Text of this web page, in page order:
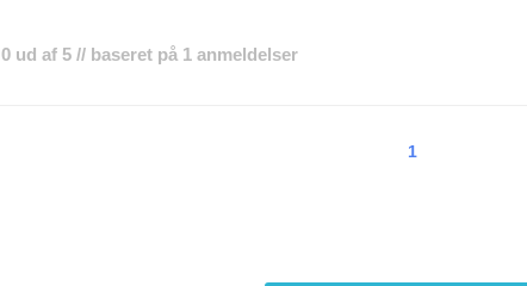
0 ud af 5 // baseret på 1 anmeldelser
1